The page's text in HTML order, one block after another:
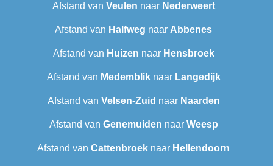
Afstand van Veulen naar Nederweert
Afstand van Halfweg naar Abbenes
Afstand van Huizen naar Hensbroek
Afstand van Medembliknaar Langedijk
Afstand van Velsen-Zuid naar Naarden
Afstand van Genemuiden naar Weesp
Afstand van Cattenbroek naar Hellendoorn